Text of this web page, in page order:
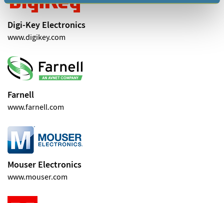
Digi-Key Electronics
www.digikey.com
Farnell
www.farnell.com
Mouser Electronics
www.mouser.com